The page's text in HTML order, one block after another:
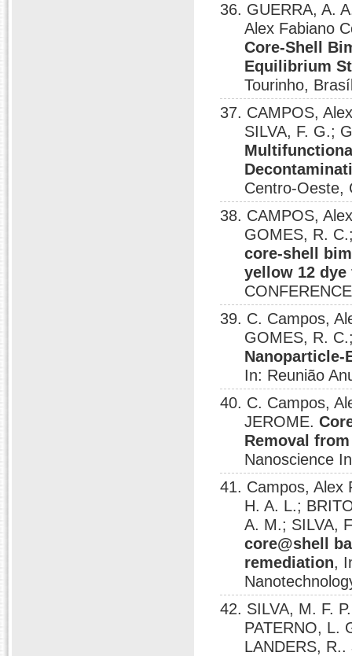
36. GUERRA, A.
Alex Fabiano
Core-Shell
Equilibrium
Tourinho,
37. CAMPOS,
SILVA, F. G.;
Centro-Oeste,
38. CAMPOS,
GOMES, R.
core-shell
yellow 12
39. C. Campos,
GOMES, R.
Nanoparticle-
In: Reunião
40. C. Campos,
JEROME.
Removal
Nanoscience
41. Campos, Alex
H. A. L.;
A. M.; SILVA,
core@shell
remediation,
42. SILVA, M. F.
PATERNO, L.
LANDERS, R..